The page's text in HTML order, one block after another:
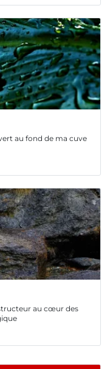
au fond de ma cuve
au cœur des